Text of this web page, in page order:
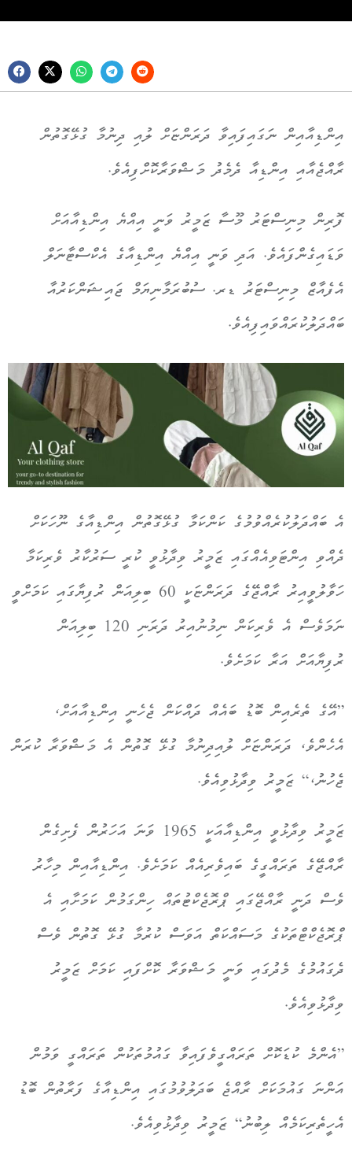
އިންޑިއާއިން ނަގައިފައިވާ ދަރަންޏަށް ލުއި ދިނުމާ ގުޅޭގޮތުން
ރާއްޖެއާއި އިންޑިއާ ދެމެދު މަޝްވަރާކޮށްފިއެވެ.
ފޮރިން މިނިސްޓަރު މޫސާ ޒަމީރު ވަނީ އިއްޔެ އިންޑިއާއަށް
ވަޑައިގެންފައެވެ. އަދި ވަނީ އިއްޔެ އިންޑިއާގެ އެކްސްޓާނަލް
އެފެއާޒް މިނިސްޓަރު ޑރ. ސުބުރަމާނިޔަމް ޖައިޝަންކަރުއާ
ބައްދަލުކުރައްވައިފިއެވެ.
އެ ބައްދަލުކުރެއްވުމުގެ ކަންކަމާ ގުޅޭގޮތުން އިންޑިއާގެ ނޫހަކަށް
ދެއްވި އިންޓަވިއެއްގައި ޒަމީރު ވިދާޅުވީ ކުރީ ސަރުކާރު ވެރިކަމާ
ހަވާލުވީއިރު ރާއްޖޭގެ ދަރަންޏަކީ 60 ބިލިއަން ރުފިޔާގައި ކަމަށްވީ
ނަމަވެސް އެ ވެރިކަން ނިމުނުއިރު ދަރަނި 120 ބިލިއަން
ރުފިޔާއަށް އަރާ ކަމަށެވެ.
”އޭގެ ތެރެއިން ބޮޑު ބައެއް ދައްކަން ޖެހެނީ އިންޑިއާއަށް،
އެހެންވެ، ދަރަންޏަށް ލުއިދިނުމާ ގުޅޭ ގޮތުން އެ މަޝްވަރާ ކުރަން
ޖެހުނު،“ ޒަމީރު ވިދާޅުވިއެވެ.
ޒަމީރު ވިދާޅުވީ އިންޑިއާއަކީ 1965 ވަނަ އަހަރުން ފެށިގެން
ރާއްޖޭގެ ތަރައްގީގެ ބައިވެރިއެއް ކަމަށެވެ. އިންޑިއާއިން މިހާރު
ވެސް ދަނީ ރާއްޖޭގައި ޕްރޮޖެކްޓުތައް ހިންގަމުން ކަމަށާއި އެ
ޕްރޮޖެކްޓްތަކުގެ މަސައްކަތް އަވަސް ކުރުމާ ގުޅޭ ގޮތުން ވެސް
ދެގައުމުގެ މެދުގައި ވަނީ މަޝްވަރާ ކޮށްފައި ކަމަށް ޒަމީރު
ވިދާޅުވިއެވެ.
”އެންމެ ކުޑަކޮށް ތަރައްގީވެފައިވާ ގައުމުތަކުން ތަރައްގީ ވަމުން
އަންނަ ގައުމަކަށް ރާއްޖެ ބަދަލުވުމުގައި އިންޑިއާގެ ފަރާތުން ބޮޑު
އެހީތެރިކަމެއް ލިބުނު“ ޒަމީރު ވިދާޅުވިއެވެ.